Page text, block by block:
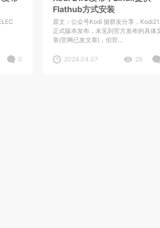
0
Flathub方式安装
原文：公众号Kodi 据群友分享，
正式版本发布，未见到官方发布的具体
章(官网已发文章)，但官…
2024.04.07 29